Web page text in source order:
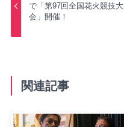
で「第97回全国花火競技大
会」開催！
関連記事